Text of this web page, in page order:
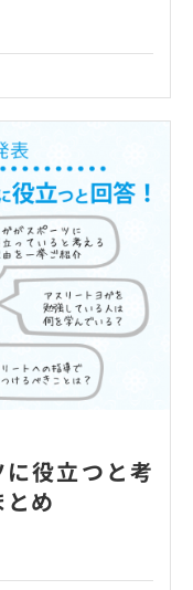
に役立つと考
め